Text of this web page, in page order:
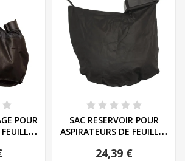
POUR
SAC RESERVOIR POUR
ASPIRATEURS DE FEUILLES
24,39 €